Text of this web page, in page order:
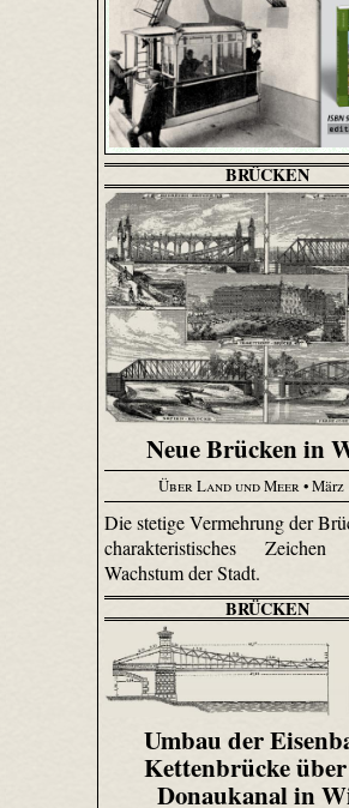
BRÜCKEN
Neue Brücken in
Über Land und Meer• März
Die stetige Vermehrung der
charakteristisches
Wachstum der Stadt.
BRÜCKEN
Umbau der
Kettenbrücke
Donaukanal in